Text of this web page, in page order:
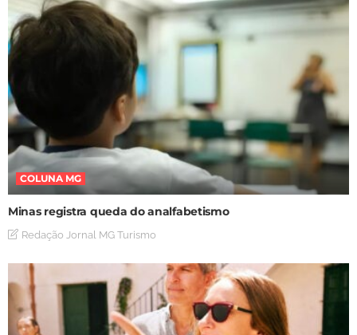
COLUNA MG
Minas registra queda do analfabetismo
Redação Jornal MG Turismo